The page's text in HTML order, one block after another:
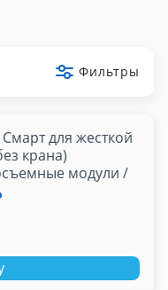
Фильтры
для жесткой
крана)
модули /
фильтр /